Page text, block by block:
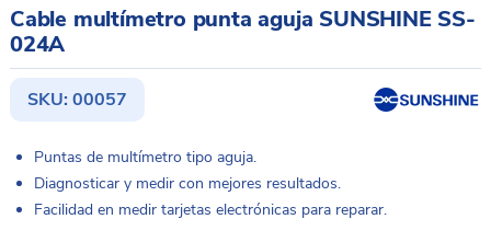
Cable multímetro punta aguja SUNSHINE SS-
024A
SKU: 00057
Puntas de multímetro tipo aguja.
Diagnosticar y medir con mejores resultados.
Facilidad en medir tarjetas electrónicas para reparar.